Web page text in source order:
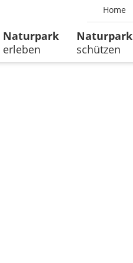
Home
Naturpark
erleben
Naturpark
schützen